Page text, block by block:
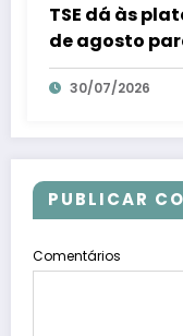
TSE dá às
de agosto
combater
ES 30/07/2026
PUBLICAR
Comentários